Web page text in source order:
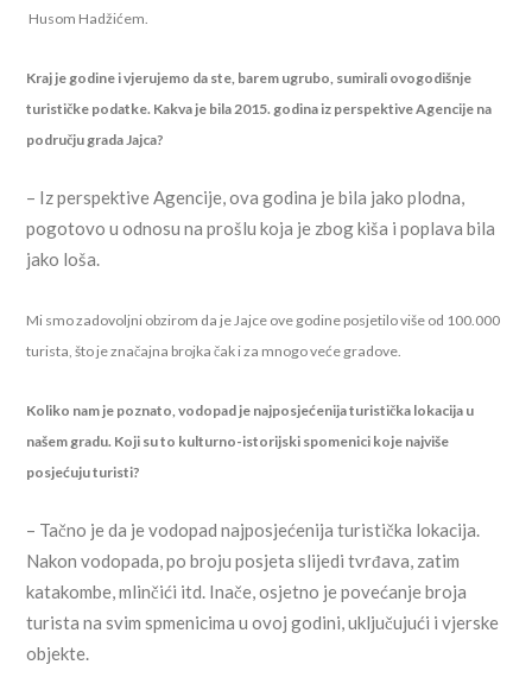
Husom Hadžićem.
Kraj je godine i vjerujemo da ste, barem ugrubo, sumirali ovogodišnje
turističke podatke. Kakva je bila 2015. godina iz perspektive Agencije na
području grada Jajca?
– Iz perspektive Agencije, ova godina je bila jako plodna,
pogotovo u odnosu na prošlu koja je zbog kiša i poplava bila
jako loša.
Mi smo zadovoljni obzirom da je Jajce ove godine posjetilo više od 100.000
turista, što je značajna brojka čak i za mnogo veće gradove.
Koliko nam je poznato, vodopad je najposjećenija turistička lokacija u
našem gradu. Koji su to kulturno-istorijski spomenici koje najviše
posjećuju turisti?
– Tačno je da je vodopad najposjećenija turistička lokacija.
Nakon vodopada, po broju posjeta slijedi tvrđava, zatim
katakombe, mlinčići itd. Inače, osjetno je povećanje broja
turista na svim spmenicima u ovoj godini, uključujući i vjerske
objekte.